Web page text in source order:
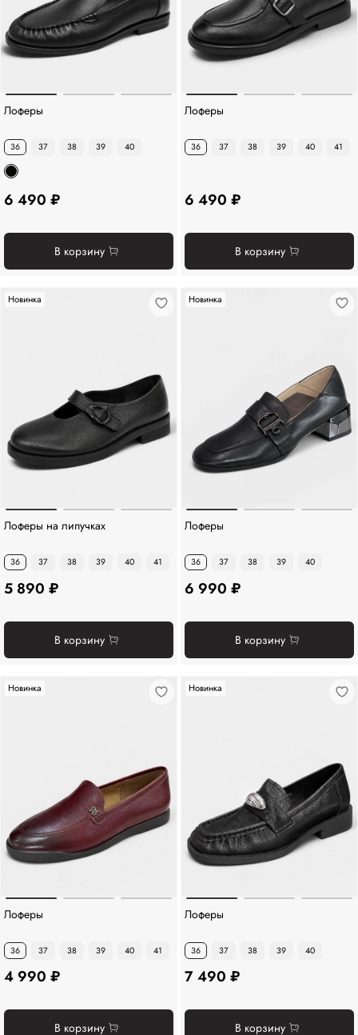
Лоферы
36 37 38 39 40
6 490 ₽
В корзину
Лоферы
36 37 38 39 40 41
6 490 ₽
В корзину
Новинка
Лоферы на липучках
36 37 38 39 40 41
5 890 ₽
В корзину
Новинка
Лоферы
36 37 38 39 40
6 990 ₽
В корзину
Новинка
Лоферы
36 37 38 39 40 41
4 990 ₽
В корзину
Новинка
Лоферы
36 37 38 39 40
7 490 ₽
В корзину